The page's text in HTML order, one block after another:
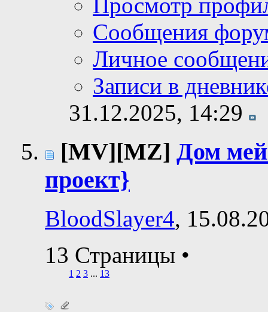
Сообщения
Личное
Записи в
31.12.2025, 14:29
[MV][MZ] Дом
проект}
BloodSlayer4,
13 Страницы •
1 2 3 ... 13